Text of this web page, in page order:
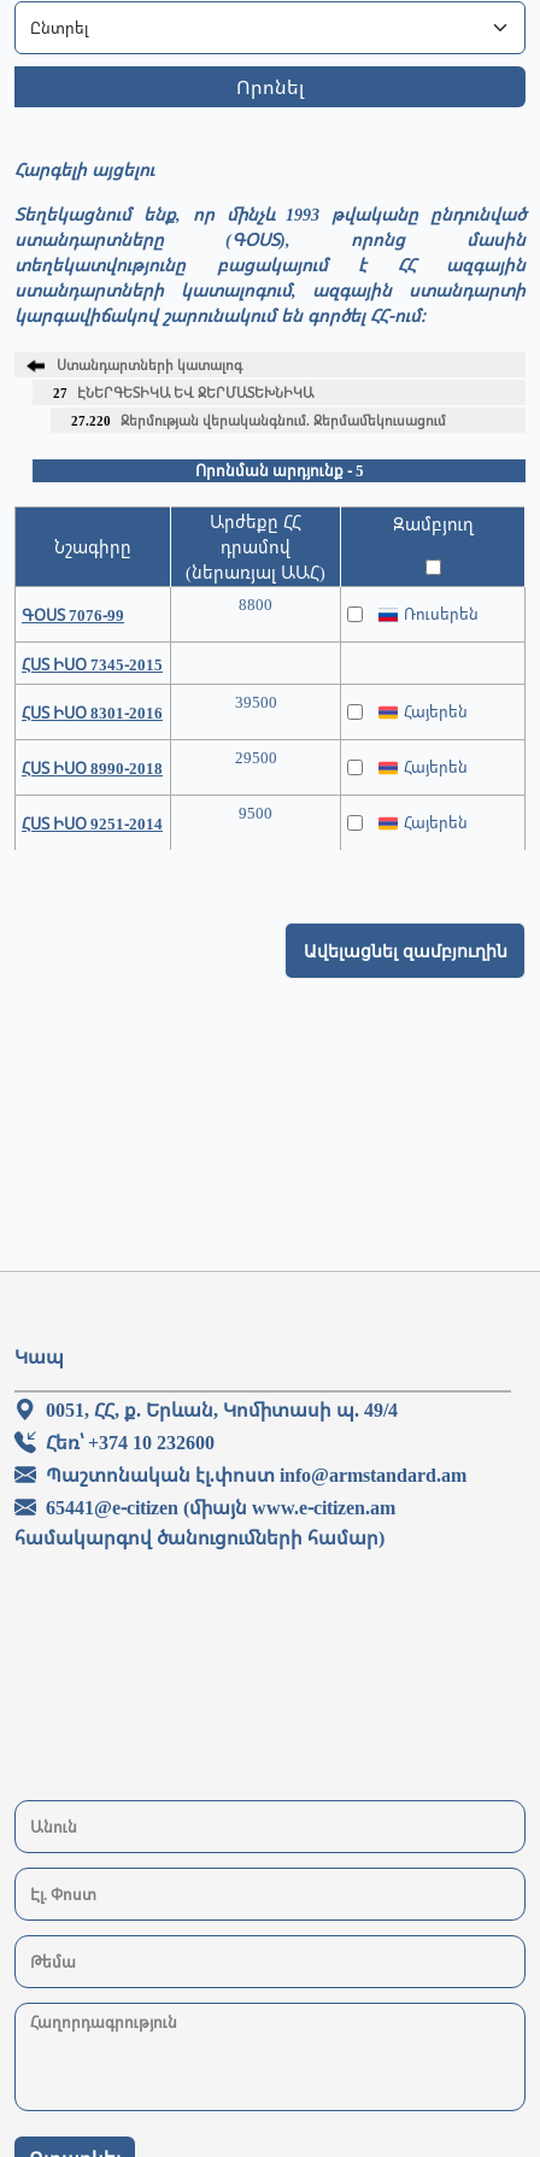
Որոնել
Հարգելի այցելու
Տեղեկացնում ենք, որ մինչև 1993 թվականը ընդունված
ստանդարտները (ԳՕՍՏ), որոնց մասին
տեղեկատվությունը բացակայում է ՀՀ ազգային
ստանդարտների կատալոգում, ազգային ստանդարտի
կարգավիճակով շարունակում են գործել ՀՀ-ում։
Ստանդարտների կատալոգ
27 ԷՆԵՐԳԵՏԻԿԱ ԵՎ ՋԵՐՄԱՏԵԽՆԻԿԱ
27.220 Ջերմության վերականգնում. Ջերմամեկուսացում
Որոնման արդյունք - 5
Նշագիրը
Արժեքը ՀՀ
դրամով
(ներառյալ ԱԱՀ)
Զամբյուղ
ԳՕՍՏ 7076-99 8800 Ռուսերեն
ՀՍՏ ԻՍՕ 7345-2015
ՀՍՏ ԻՍՕ 8301-2016 39500 Հայերեն
ՀՍՏ ԻՍՕ 8990-2018 29500 Հայերեն
ՀՍՏ ԻՍՕ 9251-2014 9500 Հայերեն
Ավելացնել զամբյուղին
Կապ
0051, ՀՀ, ք. Երևան, Կոմիտասի պ. 49/4
Հեռ՝ +374 10 232600
Պաշտոնական էլ.փոստ info@armstandard.am
65441@e-citizen (միայն www.e-citizen.am
համակարգով ծանուցումների համար)